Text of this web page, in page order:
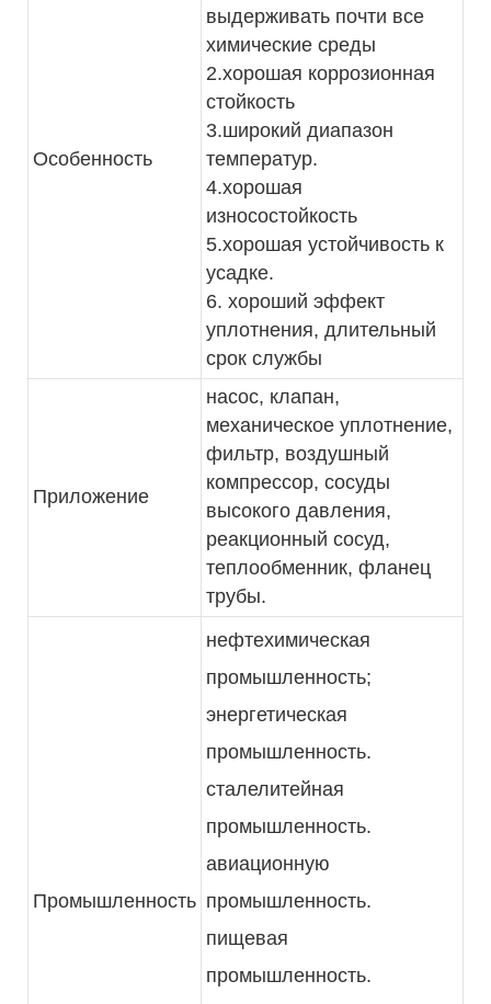
Особенность
выдерживать почти все
химические среды
2.хорошая коррозионная
стойкость
3.широкий диапазон
температур.
4.хорошая
износостойкость
5.хорошая устойчивость к
усадке.
6. хороший эффект
уплотнения, длительный
срок службы
Приложение
насос, клапан,
механическое уплотнение,
фильтр, воздушный
компрессор, сосуды
высокого давления,
реакционный сосуд,
теплообменник, фланец
трубы.
Промышленность
нефтехимическая
промышленность;
энергетическая
промышленность.
сталелитейная
промышленность.
авиационную
промышленность.
пищевая
промышленность.